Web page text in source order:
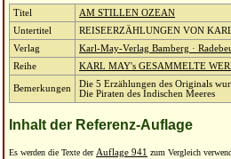
Titel
AM STILLEN OZEAN
Untertitel
REISEERZÄHLUNGEN VON
Verlag
Karl-May-Verlag Bamberg ·
Reihe
KARL MAY's GESAMMELTE
Bemerkungen
Die 5 Erzählungen des Originals
Die Piraten des Indischen Meeres
Inhalt der Referenz-Auflage
Es werden die Texte derAuflage 941 zum Vergleich